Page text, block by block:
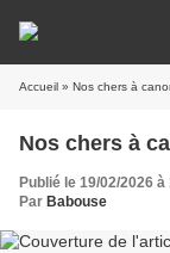
Accueil » Nos chers à
Nos chers à
Publié le 19/02/2026 à
Par Babouse